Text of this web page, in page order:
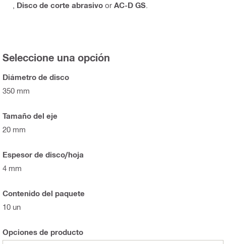
Disco de corte abrasivo or AC-D GS
Seleccione una opción
Diámetro de disco
350 mm
Tamaño del eje
20 mm
Espesor de disco/hoja
4 mm
Contenido del paquete
10 un
Opciones de producto